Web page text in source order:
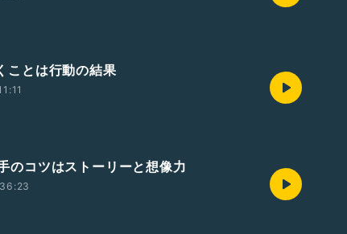
ことは行動の結果
のコツはストーリーと想像力